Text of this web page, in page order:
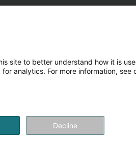
site to better understand how it is
analytics. For more information, see
Decline